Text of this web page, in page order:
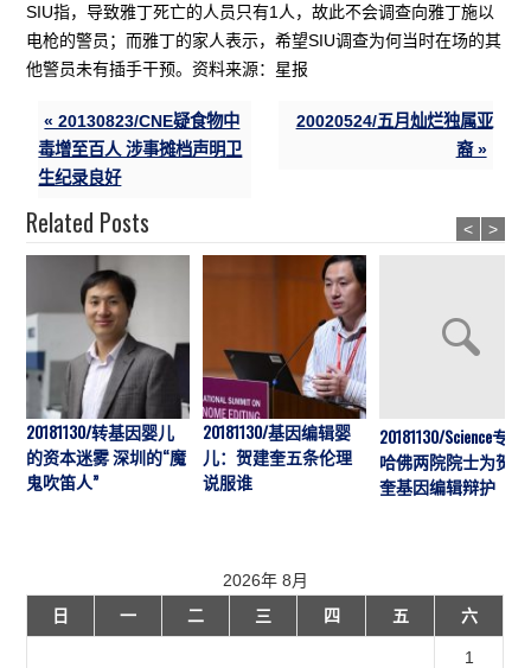
SIU指，导致雅丁死亡的人员只有1人，故此不会调查向雅丁施以
电枪的警员；而雅丁的家人表示，希望SIU调查为何当时在场的其
他警员未有插手干预。资料来源：星报
« 20130823/CNE疑食物中
毒增至百人 涉事摊档声明卫
生纪录良好
20020524/五月灿烂独属亚
裔 »
Related Posts
20181130/转基因婴儿
的资本迷雾 深圳的“魔
鬼吹笛人”
20181130/基因编辑婴
儿：贺建奎五条伦理
说服谁
20181130/Science专访:
哈佛两院院士为贺建
奎基因编辑辩护
< >
2026年 8月
日
一 二 三 四 五 六
1